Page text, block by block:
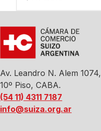
Av. Leandro N. Alem 1074,
10º Piso, CABA.
(54 11) 4311 7187
info@suiza.org.ar